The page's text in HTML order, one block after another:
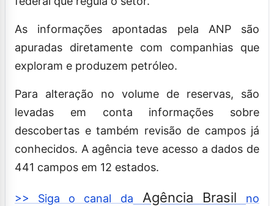
As informações apontadas pela ANP são
apuradas diretamente com companhias que
exploram e produzem petróleo.
Para alteração no volume de reservas, são
levadas em conta informações sobre
descobertas e também revisão de campos já
conhecidos. A agência teve acesso a dados de
441 campos em 12 estados.
>> Siga o canal da Agência Brasil
no